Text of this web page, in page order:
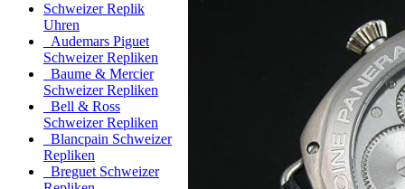
Schweizer Replik
Uhren
Audemars Piguet
Schweizer Repliken
Baume & Mercier
Schweizer Repliken
Bell & Ross
Schweizer Repliken
Blancpain Schweizer
Repliken
Breguet Schweizer